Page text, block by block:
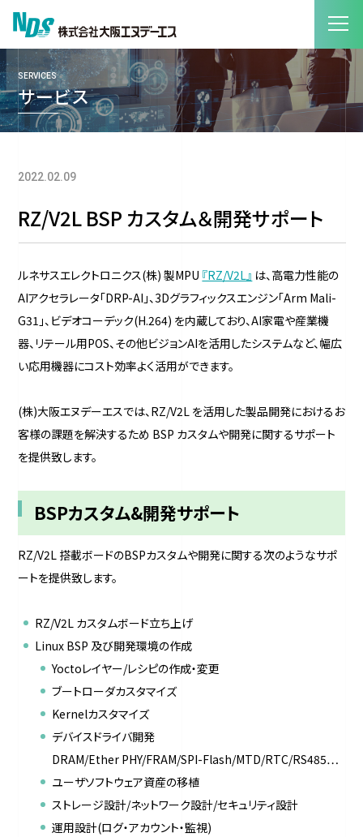
SERVICES
サービス
2022.02.09
RZ/V2L BSP カスタム＆開発サポート
ルネサスエレクトロニクス(株) 製MPU 『RZ/V2L』 は、高電力性能の
AIアクセラレータ「DRP-AI」、3Dグラフィックスエンジン「Arm Mali-
G31」、ビデオコーデック(H.264) を内蔵しており、AI家電や産業機
器、リテール用POS、その他ビジョンAIを活用したシステムなど、幅広
い応用機器にコスト効率よく活用ができます。
(株)大阪エヌデーエスでは、RZ/V2L を活用した製品開発におけるお
客様の課題を解決するため BSP カスタムや開発に関するサポート
を提供致します。
BSPカスタム&開発サポート
RZ/V2L 搭載ボードのBSPカスタムや開発に関する次のようなサポ
ートを提供致します。
RZ/V2L カスタムボード立ち上げ
Linux BSP 及び開発環境の作成
Yoctoレイヤー/レシピの作成・変更
ブートローダカスタマイズ
Kernelカスタマイズ
デバイスドライバ開発
DRAM/Ether PHY/FRAM/SPI-Flash/MTD/RTC/RS485…
ユーザソフトウェア資産の移植
ストレージ設計/ネットワーク設計/セキュリティ設計
運用設計(ログ・アカウント・監視)